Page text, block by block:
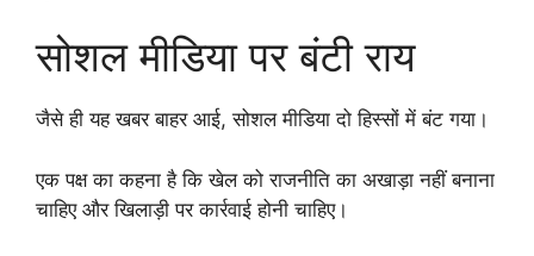
सोशल मीडिया पर बंटी राय
जैसे ही यह खबर बाहर आई, सोशल मीडिया दो हिस्सों में बंट गया।
एक पक्ष का कहना है कि खेल को राजनीति का अखाड़ा नहीं बनाना
चाहिए और खिलाड़ी पर कार्रवाई होनी चाहिए।